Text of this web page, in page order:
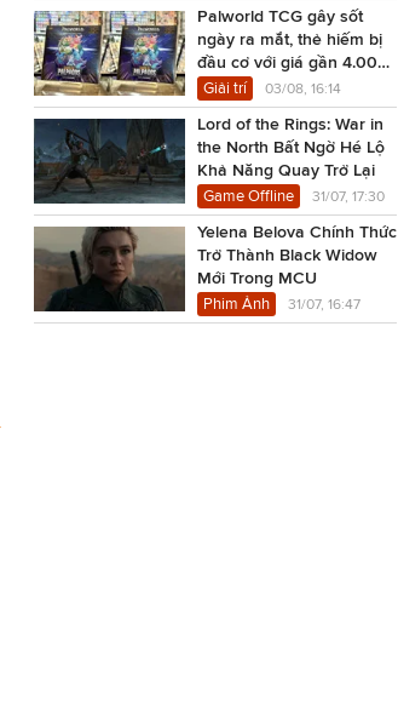
Palworld TCG gây sốt
ngày ra mắt, thẻ hiếm bị
đầu cơ với giá gần 4.000
USD
Giải trí 03/08, 16:14
Lord of the Rings: War in
the North Bất Ngờ Hé Lộ
Khả Năng Quay Trở Lại
Game Offline 31/07, 17:30
Yelena Belova Chính Thức
Trở Thành Black Widow
Mới Trong MCU
Phim Ảnh 31/07, 16:47